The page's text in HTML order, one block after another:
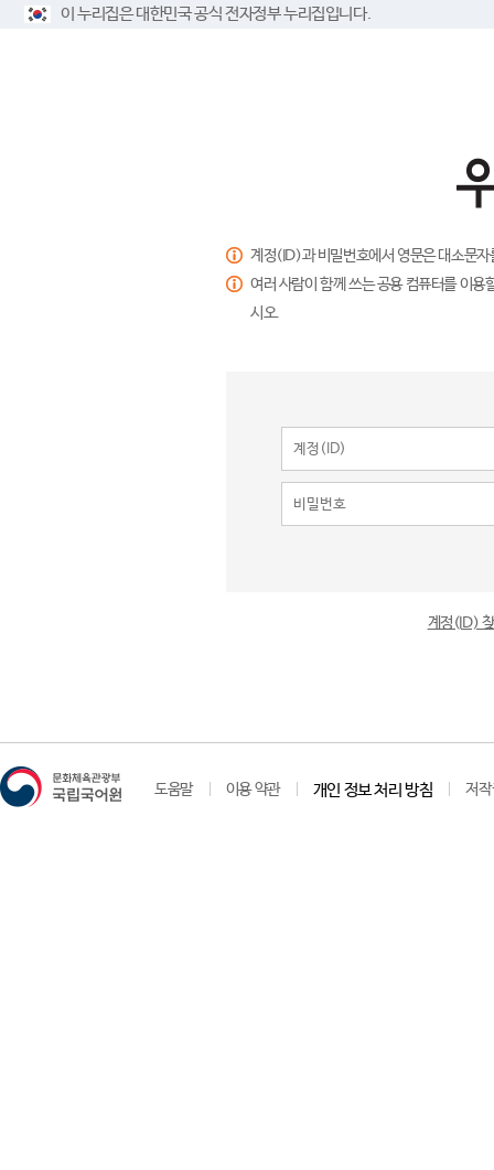
이 누리집은 대한민국 공식 전자정부 누리집입니다.
계정(ID)과 비밀번호에서 영문은 대소문
여러 사람이 함께 쓰는 공용 컴퓨터를 이
시오.
계정(ID)
도움말 이용 약관 개인 정보 처리 방침 저